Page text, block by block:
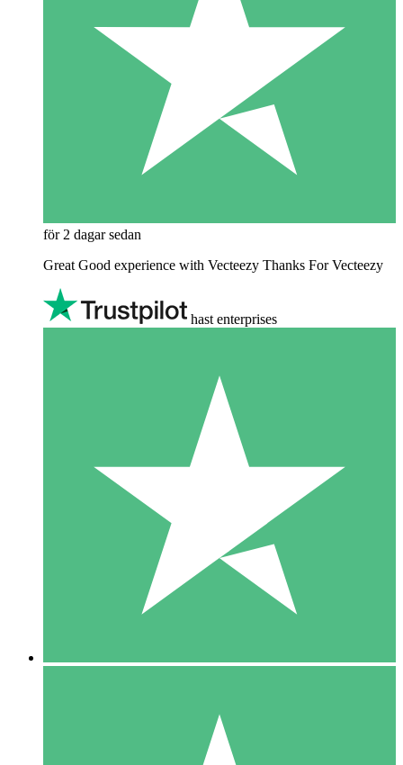
för 2 dagar sedan
Great Good experience with Vecteezy Thanks For Vecteezy
hast enterprises